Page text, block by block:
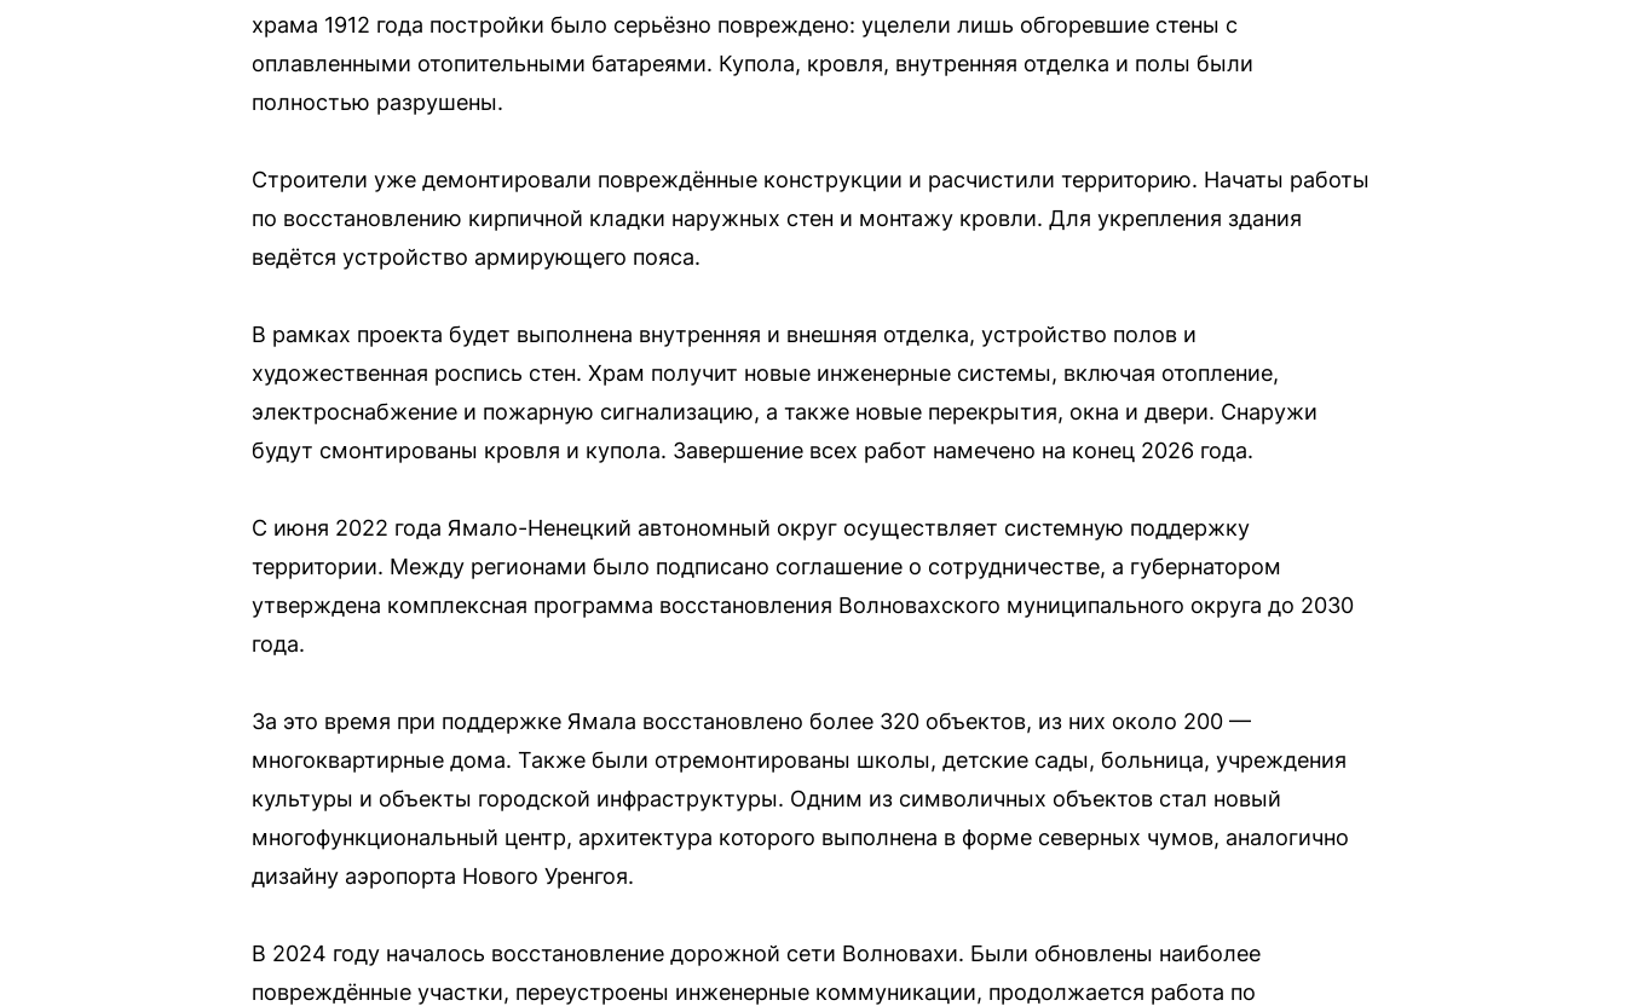
храма 1912 года постройки было серьёзно повреждено: уцелели лишь обгоревшие стены с
оплавленными отопительными батареями. Купола, кровля, внутренняя отделка и полы были
полностью разрушены.
Строители уже демонтировали повреждённые конструкции и расчистили территорию. Начаты работы
по восстановлению кирпичной кладки наружных стен и монтажу кровли. Для укрепления здания
ведётся устройство армирующего пояса.
В рамках проекта будет выполнена внутренняя и внешняя отделка, устройство полов и
художественная роспись стен. Храм получит новые инженерные системы, включая отопление,
электроснабжение и пожарную сигнализацию, а также новые перекрытия, окна и двери. Снаружи
будут смонтированы кровля и купола. Завершение всех работ намечено на конец 2026 года.
С июня 2022 года Ямало-Ненецкий автономный округ осуществляет системную поддержку
территории. Между регионами было подписано соглашение о сотрудничестве, а губернатором
утверждена комплексная программа восстановления Волновахского муниципального округа до 2030
года.
За это время при поддержке Ямала восстановлено более 320 объектов, из них около 200 —
многоквартирные дома. Также были отремонтированы школы, детские сады, больница, учреждения
культуры и объекты городской инфраструктуры. Одним из символичных объектов стал новый
многофункциональный центр, архитектура которого выполнена в форме северных чумов, аналогично
дизайну аэропорта Нового Уренгоя.
В 2024 году началось восстановление дорожной сети Волновахи. Были обновлены наиболее
повреждённые участки, переустроены инженерные коммуникации, продолжается работа по